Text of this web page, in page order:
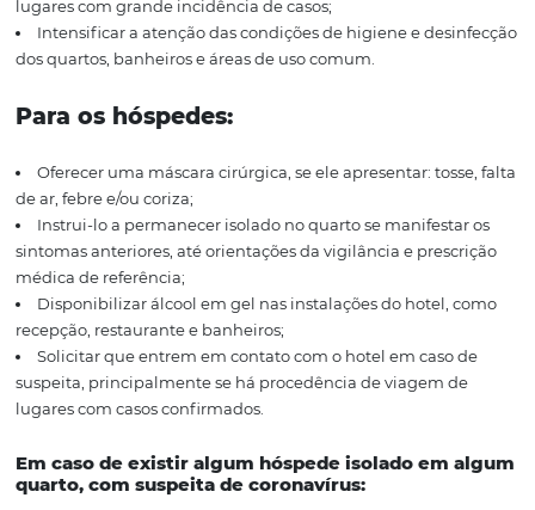
Uma serie de medidas devem ser tomadas para a
respeito do Coronavírus (origem, sintomas, transmissão,
prevenção e tratamento), tal como a frequente
pessoal e dos ambientes;
Orientar profissionais das áreas, que têm contato
público, como governança, recepção, eventos e
antes e após cada atendimento, utilizar álcool gel ou
higienizadores nas mãos;
Em caso de hóspedes ou funcionários com sintomas,
direcionar para unidades de saúde, higienizar os locais
utilizados, e se atentar ao
diagnóstico
Estabelecer contato com a Vigilância de Saúde do